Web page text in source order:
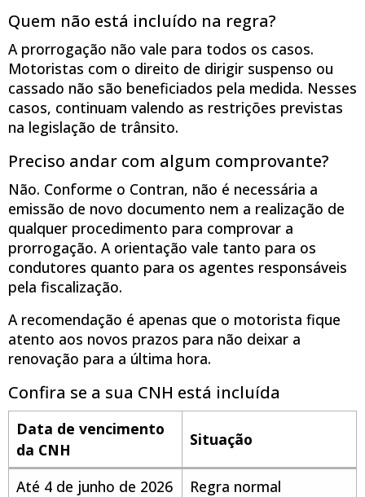
Quem não está incluído na regra?
A prorrogação não vale para todos os casos.
Motoristas com o direito de dirigir suspenso ou
cassado não são beneficiados pela medida. Nesses
casos, continuam valendo as restrições previstas
na legislação de trânsito.
Preciso andar com algum comprovante?
Não. Conforme o Contran, não é necessária a
emissão de novo documento nem a realização de
qualquer procedimento para comprovar a
prorrogação. A orientação vale tanto para os
condutores quanto para os agentes responsáveis
pela fiscalização.
A recomendação é apenas que o motorista fique
atento aos novos prazos para não deixar a
renovação para a última hora.
Confira se a sua CNH está incluída
Data de vencimento
da CNH
Situação
Até 4 de junho de 2026
Regra normal